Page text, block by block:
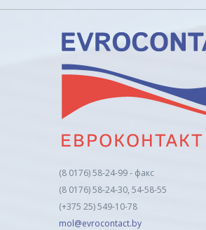
(8 0176) 58-24-99 - факс
(8 0176) 58-24-30, 54-58-55
(+375 25) 549-10-78
mol@evrocontact.by